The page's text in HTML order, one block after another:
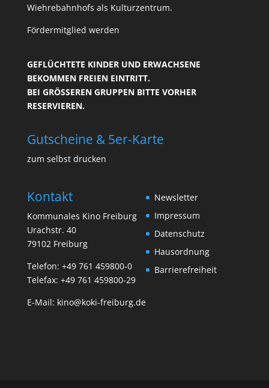
Wiehrebahnhofs als Kulturzentrum.
Fördermitglied werden
GEFLÜCHTETE KINDER UND ERWACHSENE
BEKOMMEN FREIEN EINTRITT.
BEI GRÖSSEREN GRUPPEN BITTE VORHER R
ESERVIEREN.
Gutscheine & 5er-Karte
zum selbst drucken
Kontakt
Kommunales Kino Freiburg
Urachstr. 40
79102 Freiburg
Telefon: +49 761 459800-0
Telefax: +49 761 459800-29
E-Mail: kino@koki-freiburg.de
Newsletter
Impressum
Datenschutz
Hausordnung
Barrierefreiheit